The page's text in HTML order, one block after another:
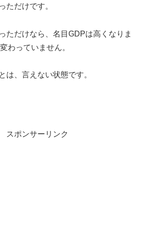
ただけです。
ただけなら、名目GDPは高くなりま
わっていません。
は、言えない状態です。
スポンサーリンク